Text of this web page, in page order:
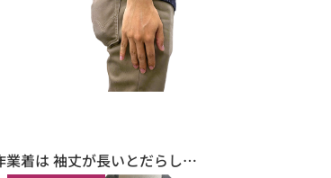
業着は 袖丈が長いとだらし…